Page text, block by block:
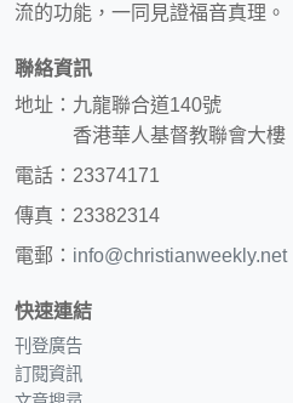
流的功能，一同見證福音真理。
聯絡資訊
地址：九龍聯合道140號
香港華人基督教聯會大樓
電話：23374171
傳真：23382314
電郵： info@christianweekly.net
快速連結
刊登廣告
訂閱資訊